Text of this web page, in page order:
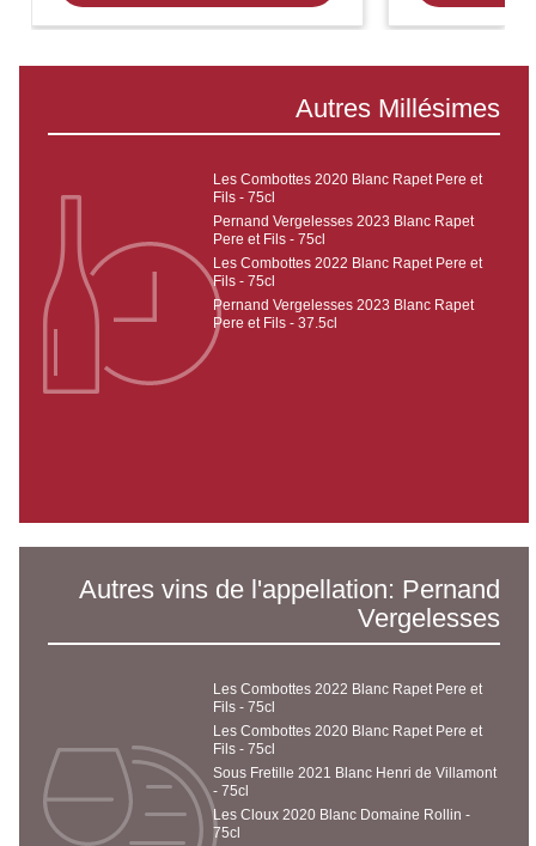
Autres Millésimes
Les Combottes 2020 Blanc Rapet Pere et
Fils - 75cl
Pernand Vergelesses 2023 Blanc Rapet
Pere et Fils - 75cl
Les Combottes 2022 Blanc Rapet Pere et
Fils - 75cl
Pernand Vergelesses 2023 Blanc Rapet
Pere et Fils - 37.5cl
Autres vins de l'appellation: Pernand
Vergelesses
Les Combottes 2022 Blanc Rapet Pere et
Fils - 75cl
Les Combottes 2020 Blanc Rapet Pere et
Fils - 75cl
Sous Fretille 2021 Blanc Henri de Villamont
- 75cl
Les Cloux 2020 Blanc Domaine Rollin -
75cl